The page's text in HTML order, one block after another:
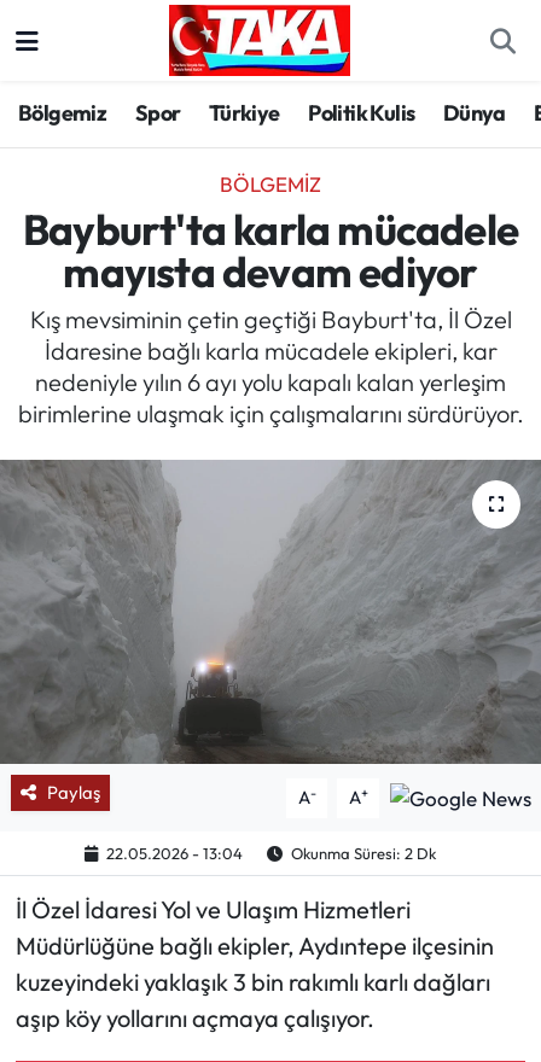
Bölgemiz Spor Türkiye Politik Kulis Dünya
BÖLGEMIZ
Bayburt'ta karla mücadele
mayısta devam ediyor
Kış mevsiminin çetin geçtiği Bayburt'ta, İl Özel
İdaresine bağlı karla mücadele ekipleri, kar
nedeniyle yılın 6 ayı yolu kapalı kalan yerleşim
birimlerine ulaşmak için çalışmalarını sürdürüyor.
Paylaş A- A+
22.05.2026 - 13:04 Okunma Süresi: 2 Dk
İl Özel İdaresi Yol ve Ulaşım Hizmetleri
Müdürlüğüne bağlı ekipler, Aydıntepe ilçesinin
kuzeyindeki yaklaşık 3 bin rakımlı karlı dağları
aşıp köy yollarını açmaya çalışıyor.
Spor
Türkiye
Kültür/Sanat
Politika
Politik Kulis
Dünya
Magazin
Mektup Galeri
Röportaj
Manşet
Köşe Yazıları
BIK
ASTROLOJİ
Spor Yazıları
Trabzon Hava Durumu
Trabzon Trafik Yoğunluk Haritası
Süper Lig Puan Durumu ve Fikstür
Tüm Manşetler
Son Dakika Haberleri
Haber Arşivi